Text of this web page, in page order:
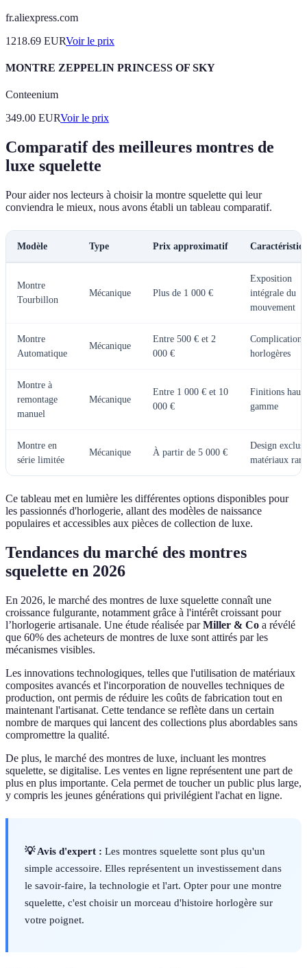
fr.aliexpress.com
1218.69 EURVoir le prix
MONTRE ZEPPELIN PRINCESS OF SKY
Conteenium
349.00 EURVoir le prix
Comparatif des meilleures montres de
luxe squelette
Pour aider nos lecteurs à choisir la montre squelette qui leur
conviendra le mieux, nous avons établi un tableau comparatif.
Modèle Type Prix approximatif
Montre
Tourbillon
Mécanique Plus de 1 000 €
Exposition
intégrale du
mouvement
Montre
Automatique
Mécanique
Entre 500 € et 2
000 €
Complications
horlogères
Montre à
remontage
manuel
Mécanique
Entre 1 000 € et 10
000 €
Finitions haut
gamme
Montre en
série limitée
Mécanique À partir de 5 000 €
Design
matériaux
Ce tableau met en lumière les différentes options disponibles pour
les passionnés d'horlogerie, allant des modèles de naissance
populaires et accessibles aux pièces de collection de luxe.
Tendances du marché des montres
squelette en 2026
En 2026, le marché des montres de luxe squelette connaît une
croissance fulgurante, notamment grâce à l'intérêt croissant pour
l’horlogerie artisanale. Une étude réalisée parMiller & Co a révélé
que 60% des acheteurs de montres de luxe sont attirés par les
mécanismes visibles.
Les innovations technologiques, telles que l'utilisation de matériaux
composites avancés et l'incorporation de nouvelles techniques de
production, ont permis de réduire les coûts de fabrication tout en
maintenant l'artisanat. Cette tendance se reflète dans un certain
nombre de marques qui lancent des collections plus abordables sans
compromettre la qualité.
De plus, le marché des montres de luxe, incluant les montres
squelette, se digitalise. Les ventes en ligne représentent une part de
plus en plus importante. Cela permet de toucher un public plus large,
y compris les jeunes générations qui privilégient l'achat en ligne.
💡 Avis d'expert : Les montres squelette sont plus qu'un
simple accessoire. Elles représentent un investissement dans
le savoir-faire, la technologie et l'art. Opter pour une montre
squelette, c'est choisir un morceau d'histoire horlogère sur
votre poignet.